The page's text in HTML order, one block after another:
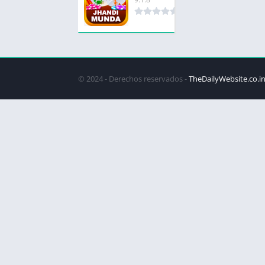
© 2024 - Derechos reservados -TheDailyWebsite.co.in